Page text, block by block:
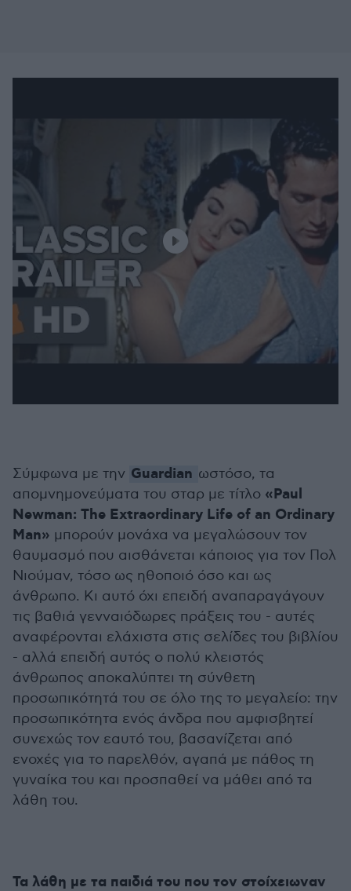
Σύμφωνα με την Guardian ωστόσο, τα
απομνημονεύματα του σταρ με τίτλο «Paul
Newman: The Extraordinary Life of an Ordinary
Man» μπορούν μονάχα να μεγαλώσουν τον
θαυμασμό που αισθάνεται κάποιος για τον Πολ
Νιούμαν, τόσο ως ηθοποιό όσο και ως
άνθρωπο. Κι αυτό όχι επειδή αναπαραγάγουν
τις βαθιά γενναιόδωρες πράξεις του - αυτές
αναφέρονται ελάχιστα στις σελίδες του βιβλίου
- αλλά επειδή αυτός ο πολύ κλειστός
άνθρωπος αποκαλύπτει τη σύνθετη
προσωπικότητά του σε όλο της το μεγαλείο: την
προσωπικότητα ενός άνδρα που αμφισβητεί
συνεχώς τον εαυτό του, βασανίζεται από
ενοχές για το παρελθόν, αγαπά με πάθος τη
γυναίκα του και προσπαθεί να μάθει από τα
λάθη του.
Τα λάθη με τα παιδιά του που τον στοίχειωναν